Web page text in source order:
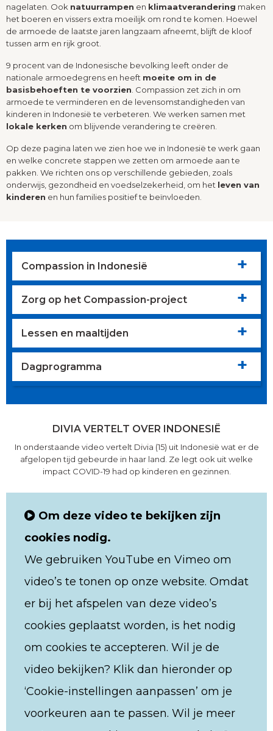
nagelaten. Ook natuurrampen en klimaatverandering maken
het boeren en vissers extra moeilijk om rond te komen. Hoewel
de armoede de laatste jaren langzaam afneemt, blijft de kloof
tussen arm en rijk groot.
9 procent van de Indonesische bevolking leeft onder de
nationale armoedegrens en heeft moeite om in de
basisbehoeften te voorzien . Compassion zet zich in om
armoede te verminderen en de levensomstandigheden van
kinderen in Indonesië te verbeteren. We werken samen met
lokale kerken om blijvende verandering te creëren.
Op deze pagina laten we zien hoe we in Indonesië te werk gaan
en welke concrete stappen we zetten om armoede aan te
pakken. We richten ons op verschillende gebieden, zoals
onderwijs, gezondheid en voedselzekerheid, om het leven van
kinderen en hun families positief te beïnvloeden.
Compassion in Indonesië
Zorg op het Compassion-project
Lessen en maaltijden
Dagprogramma
DIVIA VERTELT OVER INDONESIË
In onderstaande video vertelt Divia (15) uit Indonesië wat er de
afgelopen tijd gebeurde in haar land. Ze legt ook uit welke
impact COVID-19 had op kinderen en gezinnen.
Om deze video te bekijken zijn
cookies nodig.
We gebruiken YouTube en Vimeo om
video’s te tonen op onze website. Omdat
er bij het afspelen van deze video’s
cookies geplaatst worden, is het nodig
om cookies te accepteren. Wil je de
video bekijken? Klik dan hieronder op
‘Cookie-instellingen aanpassen’ om je
voorkeuren aan te passen. Wil je meer